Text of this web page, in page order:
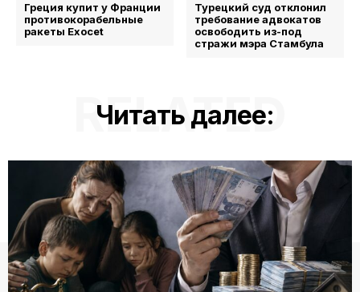
Греция купит у Франции
противокорабельные
ракеты Exocet
Турецкий суд отклонил
требование адвокатов
освободить из-под
стражи мэра Стамбула
Читать далее:
RELATED